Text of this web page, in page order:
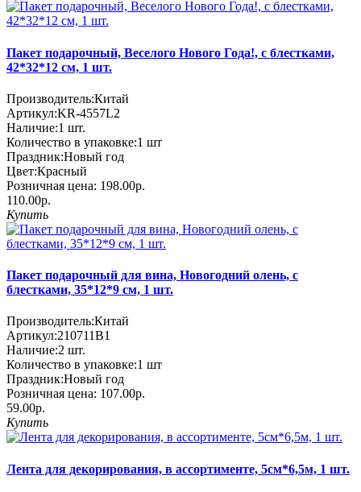
Пакет подарочный, Веселого Нового Года!, с блестками,
42*32*12 см, 1 шт.
Производитель:Китай
Артикул:KR-4557L2
Наличие:1 шт.
Количество в упаковке:1 шт
Праздник:Новый год
Цвет:Красный
Розничная цена: 198.00р.
110.00р.
Купить
Пакет подарочный для вина, Новогодний олень, с
блестками, 35*12*9 см, 1 шт.
Производитель:Китай
Артикул:210711B1
Наличие:2 шт.
Количество в упаковке:1 шт
Праздник:Новый год
Розничная цена: 107.00р.
59.00р.
Купить
Лента для декорирования, в ассортименте, 5см*6,5м, 1 шт.